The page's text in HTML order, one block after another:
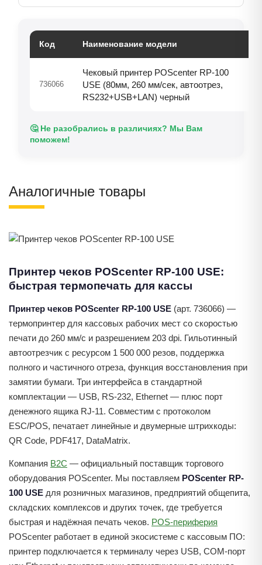
Код Наименование модели
736066
Чековый принтер POScenter RP-100
USE (80мм, 260 мм/сек, автоотрез,
RS232+USB+LAN) черный
🤔 Не разобрались в различиях? Мы Вам
поможем!
Аналогичные товары
Принтер чеков POScenter RP-100 USE:
быстрая термопечать для кассы
Принтер чеков POScenter RP-100 USE (арт. 736066) —
термопринтер для кассовых рабочих мест со скоростью
печати до 260 мм/с и разрешением 203 dpi. Гильотинный
автоотрезчик с ресурсом 1 500 000 резов, поддержка
полного и частичного отреза, функция восстановления при
замятии бумаги. Три интерфейса в стандартной
комплектации — USB, RS-232, Ethernet — плюс порт
денежного ящика RJ-11. Совместим с протоколом
ESC/POS, печатает линейные и двумерные штрихкоды:
QR Code, PDF417, DataMatrix.
Компания B2C — официальный поставщик торгового
оборудования POScenter. Мы поставляем POScenter RP-
100 USE для розничных магазинов, предприятий общепита,
складских комплексов и других точек, где требуется
быстрая и надёжная печать чеков. POS-периферия
POScenter работает в единой экосистеме с кассовым ПО:
принтер подключается к терминалу через USB, COM-порт